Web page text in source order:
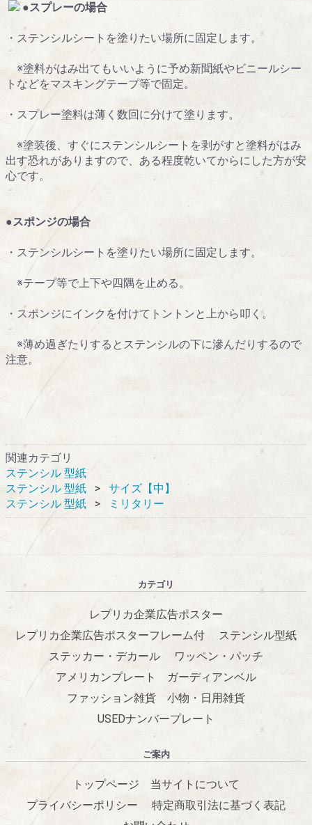
●スプレーの場合
・ステンシルシートを塗りたい場所に固定します。
※塗料がはみ出てもいいように予め新聞紙やビニールシー
トなどをマスキングテープ等で固定。
・スプレー塗料は薄く数回に分けて塗ります。
※塗装後、すぐにステンシルシートを剥がすと塗料がはみ
出す恐れがありますので、ある程度乾いてからにした方が安
心です。
●スポンジの場合
・ステンシルシートを塗りたい場所に固定します。
※テープ等で上下や四隅を止める。
・スポンジにインクを付けてトントンと上から叩く。
※薄め過ぎたりするとステンシルの下に滲んだりするので
注意。
関連カテゴリ
ステンシル 型紙
ステンシル 型紙
サイズ【中】
ステンシル 型紙
ミリタリー
カテゴリ
レプリカ企業広告ポスター
レプリカ企業広告ポスターフレーム付
ステンシル型紙
ステッカー・デカール
ワッペン・パッチ
アメリカンプレート
ガーディアンベル
ファッション雑貨
小物・日用雑貨
USEDナンバープレート
ご案内
トップページ
当サイトについて
プライバシーポリシー
特定商取引法に基づく表記